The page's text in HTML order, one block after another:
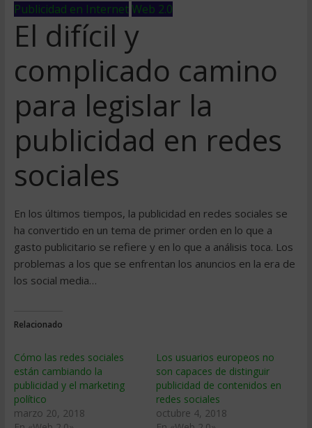
Publicidad en InternetWeb 2.0
El difícil y
complicado camino
para legislar la
publicidad en redes
sociales
En los últimos tiempos, la publicidad en redes sociales se
ha convertido en un tema de primer orden en lo que a
gasto publicitario se refiere y en lo que a análisis toca. Los
problemas a los que se enfrentan los anuncios en la era de
los social media…
Relacionado
Cómo las redes sociales
están cambiando la
publicidad y el marketing
político
marzo 20, 2018
Los usuarios europeos no
son capaces de distinguir
publicidad de contenidos en
redes sociales
octubre 4, 2018